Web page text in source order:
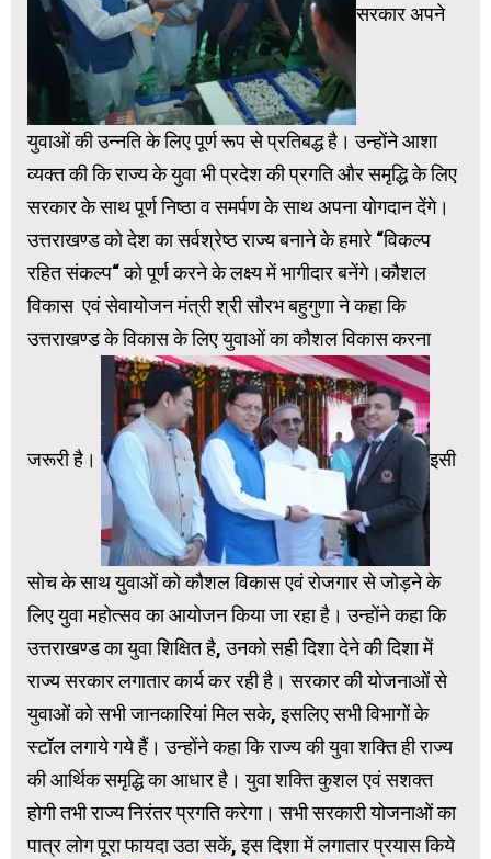
सरकार अपने
युवाओं की उन्नति के लिए पूर्ण रूप से प्रतिबद्ध है। उन्होंने आशा
व्यक्त की कि राज्य के युवा भी प्रदेश की प्रगति और समृद्धि के लिए
सरकार के साथ पूर्ण निष्ठा व समर्पण के साथ अपना योगदान देंगे।
उत्तराखण्ड को देश का सर्वश्रेष्ठ राज्य बनाने के हमारे “विकल्प
रहित संकल्प“ को पूर्ण करने के लक्ष्य में भागीदार बनेंगे।कौशल
विकास एवं सेवायोजन मंत्री श्री सौरभ बहुगुणा ने कहा कि
उत्तराखण्ड के विकास के लिए युवाओं का कौशल विकास करना
जरूरी है। इसी
सोच के साथ युवाओं को कौशल विकास एवं रोजगार से जोड़ने के
लिए युवा महोत्सव का आयोजन किया जा रहा है। उन्होंने कहा कि
उत्तराखण्ड का युवा शिक्षित है, उनको सही दिशा देने की दिशा में
राज्य सरकार लगातार कार्य कर रही है। सरकार की योजनाओं से
युवाओं को सभी जानकारियां मिल सके, इसलिए सभी विभागों के
स्टॉल लगाये गये हैं। उन्होंने कहा कि राज्य की युवा शक्ति ही राज्य
की आर्थिक समृद्धि का आधार है। युवा शक्ति कुशल एवं सशक्त
होगी तभी राज्य निरंतर प्रगति करेगा। सभी सरकारी योजनाओं का
पात्र लोग पूरा फायदा उठा सकें, इस दिशा में लगातार प्रयास किये